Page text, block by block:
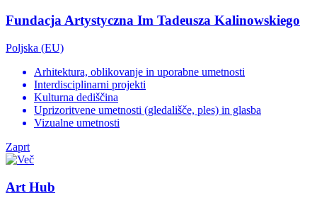
Fundacja Artystyczna Im Tadeusza Kalinowskiego
Poljska (EU)
Arhitektura, oblikovanje in uporabne umetnosti
Interdisciplinarni projekti
Kulturna dediščina
Uprizoritvene umetnosti (gledališče, ples) in glasba
Vizualne umetnosti
Zaprt
Art Hub